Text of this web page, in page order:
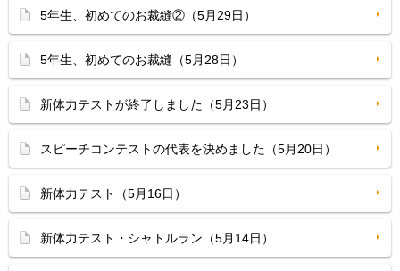
5年生、初めてのお裁縫②（5月29日）
5年生、初めてのお裁縫（5月28日）
新体力テストが終了しました（5月23日）
スピーチコンテストの代表を決めました（5月20日）
新体力テスト（5月16日）
新体力テスト・シャトルラン（5月14日）